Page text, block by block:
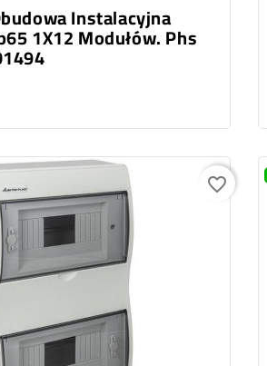
Instalacyjna
1X12 Modułów. Phs
favorite_border